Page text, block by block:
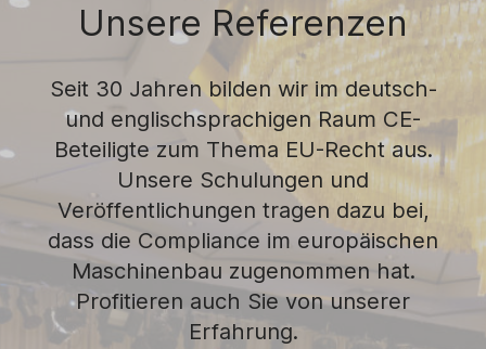
Unsere Referenzen
Seit 30 Jahren bilden wir im deutsch-
und englischsprachigen Raum CE-
Beteiligte zum Thema EU-Recht aus.
Unsere Schulungen und
Veröffentlichungen tragen dazu bei,
dass die Compliance im europäischen
Maschinenbau zugenommen hat.
Profitieren auch Sie von unserer
Erfahrung.